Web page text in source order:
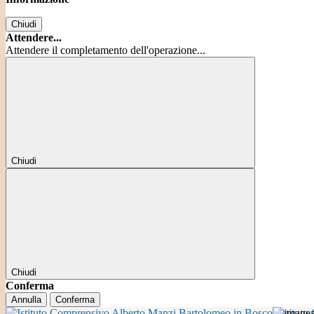
Chiudi
Attendere...
Attendere il completamento dell'operazione...
Chiudi
Chiudi
Conferma
Annulla Conferma